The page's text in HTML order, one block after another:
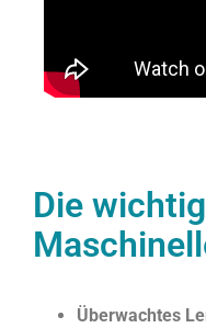
Die
Überwachtes